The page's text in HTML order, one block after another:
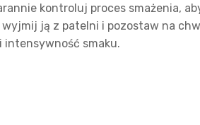
kontroluj proces smażenia,
ją z patelni i pozostaw na
intensywność smaku.